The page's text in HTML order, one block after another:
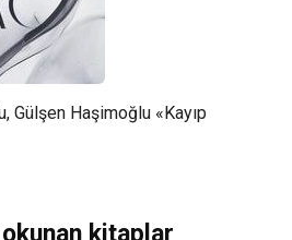
Gülşen Haşimoğlu «Kayıp
kitaplar